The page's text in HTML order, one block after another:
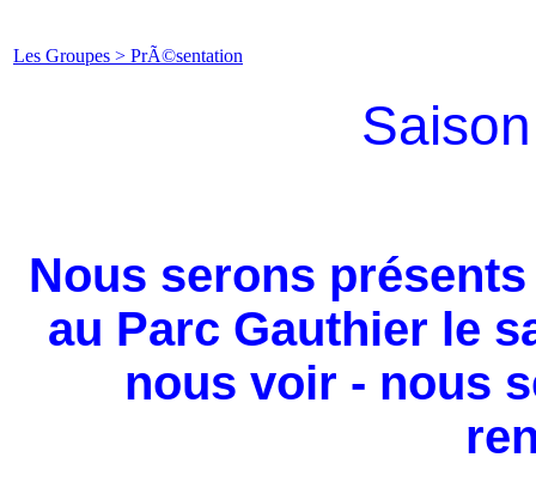
Les Groupes > PrÃ©sentation
Nous serons
au Parc Gauthier le
nous voir - nous